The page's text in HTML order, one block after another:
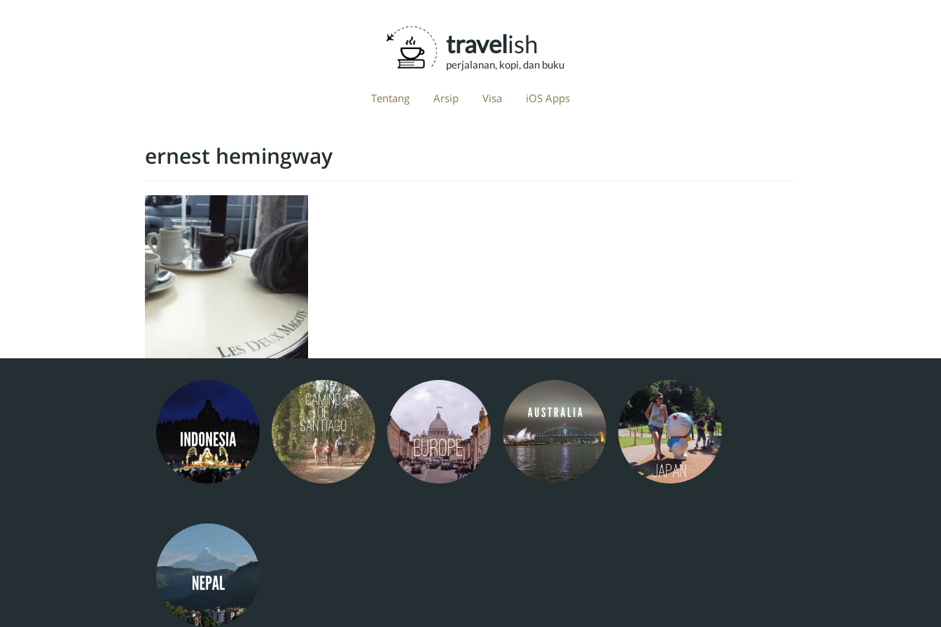
travelish
perjalanan, kopi, dan buku
Tentang Arsip Visa iOS Apps
ernest hemingway